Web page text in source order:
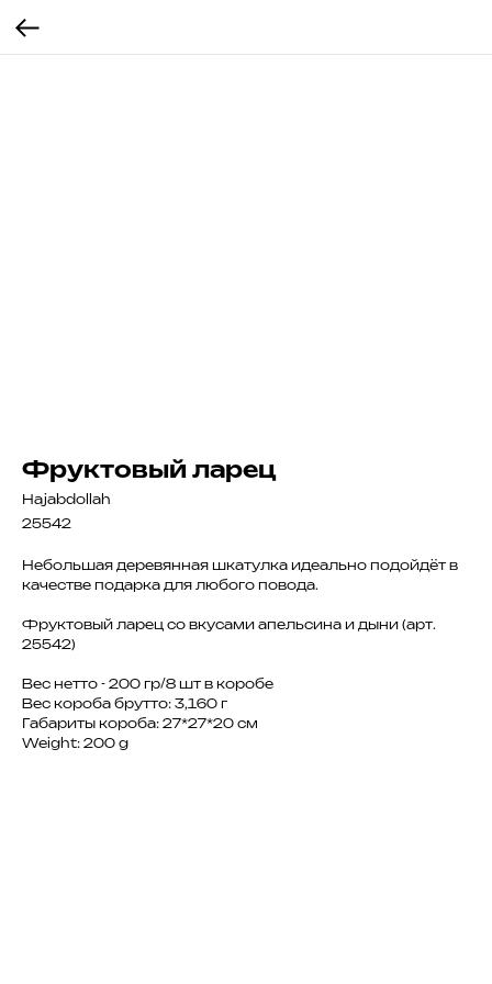
Фруктовый ларец
Hajabdollah
25542
Небольшая деревянная шкатулка идеально подойдёт в
качестве подарка для любого повода.
Фруктовый ларец со вкусами апельсина и дыни (арт.
25542)
Вес нетто - 200 гр/8 шт в коробе
Вес короба брутто: 3,160 г
Габариты короба: 27*27*20 см
Weight: 200 g